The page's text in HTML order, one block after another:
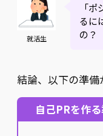
就活生
「
るに
の？
結論、以下の準備
自己PRを作